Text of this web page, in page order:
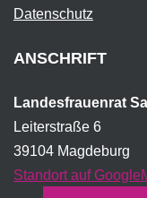
Datenschutz
ANSCHRIFT
Landesfrauenrat
Leiterstraße 6
39104 Magdeburg
Standort auf